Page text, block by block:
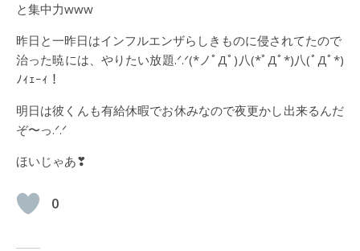
と集中力www
昨日と一昨日はインフルエンザらしきものに侵されてたので
治った暁には、やりたい放題.ᐟ.ᐟ(*ノﾟДﾟ)八(*ﾟДﾟ*)八(ﾟДﾟ*)
ﾉｨｪｰｨ！
明日は彼くんも有給休暇でお休みなので夜更かし出来るんだ
ぞ〜っ.ᐟ.ᐟ
ほいじゃあ❣
0